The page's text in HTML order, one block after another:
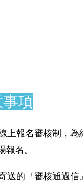
項
上報名審核制，為
報名。
送的『審核通過信